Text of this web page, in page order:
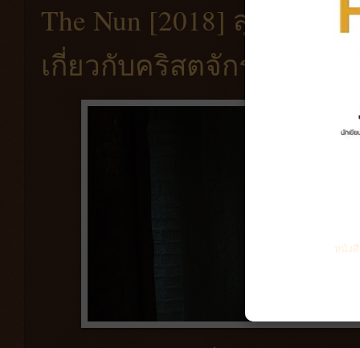
The Nun [2018] สุดยอด
เกี่ยวกับคริสตจักรได้ดีมาก
หนัง